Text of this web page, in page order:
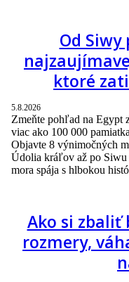
Od Siwy
ktoré
5.8.2026
Zmeňte pohľad na Egypt
viac ako 100 000
Objavte 8 výnimočných
Údolia kráľov až po
mora spája s hlbokou
Ako si zbaliť
rozmery,